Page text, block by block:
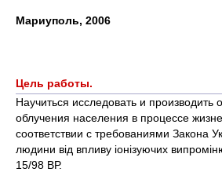
Мариуполь, 2006
Цель работы.
Научиться исследовать и производить
облучения населения в процессе
соответствии с требованиями Закона
людини вiд впливу iонiзуючих
15/98 ВР.